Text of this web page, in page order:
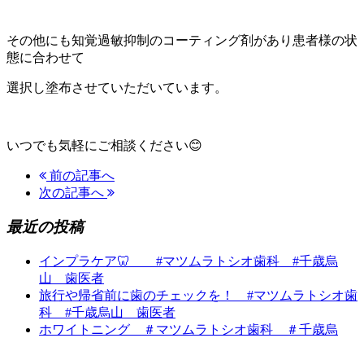
その他にも知覚過敏抑制のコーティング剤があり患者様の状
態に合わせて
選択し塗布させていただいています。
いつでも気軽にご相談ください😊
前の記事へ
次の記事へ
最近の投稿
インプラケア🦷 #マツムラトシオ歯科 #千歳烏
山 歯医者
旅行や帰省前に歯のチェックを！ #マツムラトシオ歯
科 #千歳烏山 歯医者
ホワイトニング ＃マツムラトシオ歯科 ＃千歳烏